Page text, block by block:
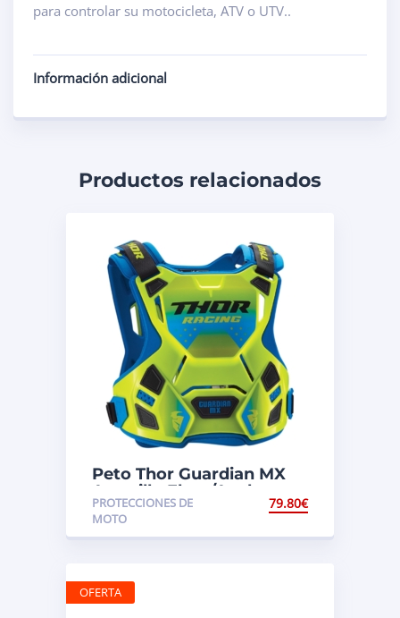
para controlar su motocicleta, ATV o UTV..
Información adicional
Productos relacionados
Peto Thor Guardian MX
Amarillo Fluor/Azul
Infantil
PROTECCIONES DE
MOTO
79.80€
OFERTA